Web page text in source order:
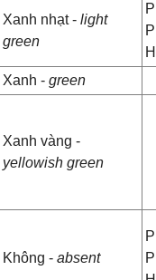
Xanh nhạt - light
green
Xanh - green
Xanh vàng -
yellowish green
Không - absent